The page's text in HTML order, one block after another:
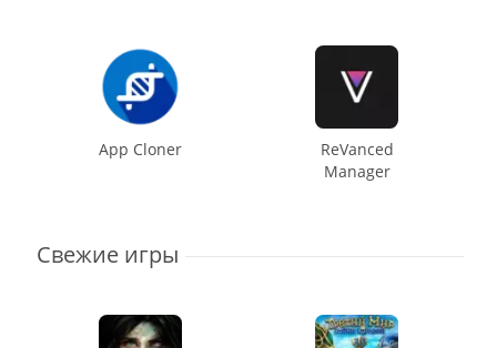
App Cloner
ReVanced
Manager
Свежие игры